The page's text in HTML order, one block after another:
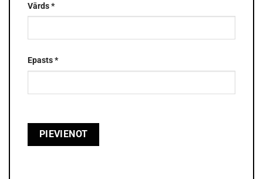
Vārds*
Epasts*